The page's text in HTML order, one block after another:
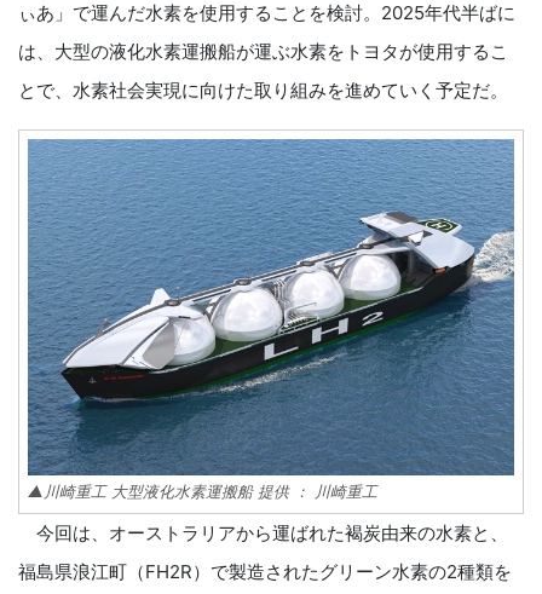
ぃあ」で運んだ水素を使用することを検討。2025年代半ばに
は、大型の液化水素運搬船が運ぶ水素をトヨタが使用するこ
とで、水素社会実現に向けた取り組みを進めていく予定だ。
▲川崎重工 大型液化水素運搬船 提供 ： 川崎重工
今回は、オーストラリアから運ばれた褐炭由来の水素と、
福島県浪江町（FH2R）で製造されたグリーン水素の2種類を